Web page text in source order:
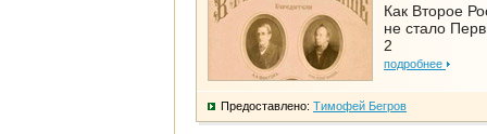
Как Второе
не стало
2
подробнее
Предоставлено: Тимофей Бегров